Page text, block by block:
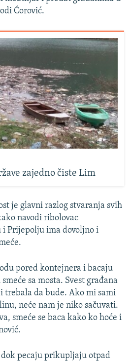
Ćorović.
zajedno čiste Lim
je glavni razlog stvaranja svih
navodi ribolovac
i Prijepolju ima dovoljno i
pored kontejnera i bacaju
sa mosta. Svest građana
trebala da bude. Ako mi sami
neće nam je niko sačuvati.
smeće se baca kako ko hoće i
dok pecaju prikupljaju otpad